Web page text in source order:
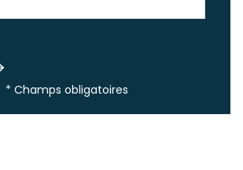
* Champs obligatoires